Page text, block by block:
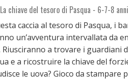
La chiave del tesoro di Pasqua - 6-7-8 anni
caccia al tesoro di Pasqua, i
un’avventura intervallata da
Riusciranno a trovare i guardiani
e a ricostruire la chiave del
le uova? Gioco da stampare